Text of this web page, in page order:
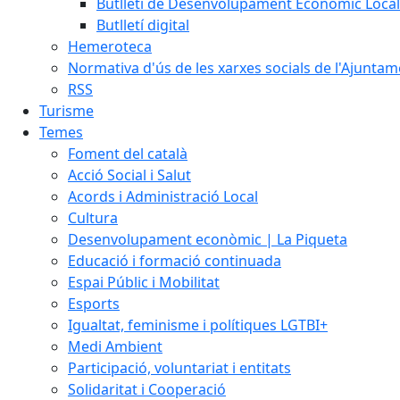
Butlletí digital
Hemeroteca
Normativa d'ús de les xarxes socials de
RSS
Turisme
Temes
Foment del català
Acció Social i Salut
Acords i Administració Local
Cultura
Desenvolupament econòmic | La Piqueta
Educació i formació continuada
Espai Públic i Mobilitat
Esports
Igualtat, feminisme i polítiques LGTBI+
Medi Ambient
Participació, voluntariat i entitats
Solidaritat i Cooperació